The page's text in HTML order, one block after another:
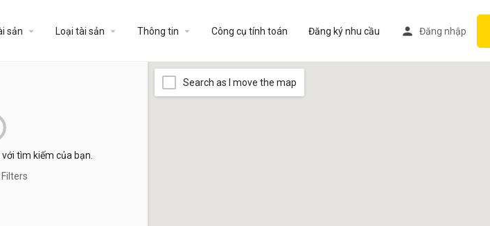
sản Loại tài sản Thông tin Công cụ tính toán Đăng ký nhu cầu Đăng nhập
tìm kiếm của bạn.
Search as I move the map